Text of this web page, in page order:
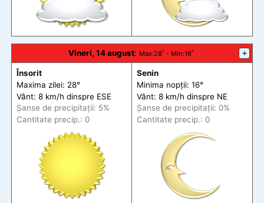
Vineri, 14 august: Max:28˚ - Min:16˚ +
Însorit
Maxima zilei: 28°
Vânt: 8 km/h dinspre ESE
Șanse de precipitații: 5%
Cantitate precip.: 0
Senin
Minima nopții: 16°
Vânt: 8 km/h dinspre NE
Șanse de precipitații: 0%
Cantitate precip.: 0